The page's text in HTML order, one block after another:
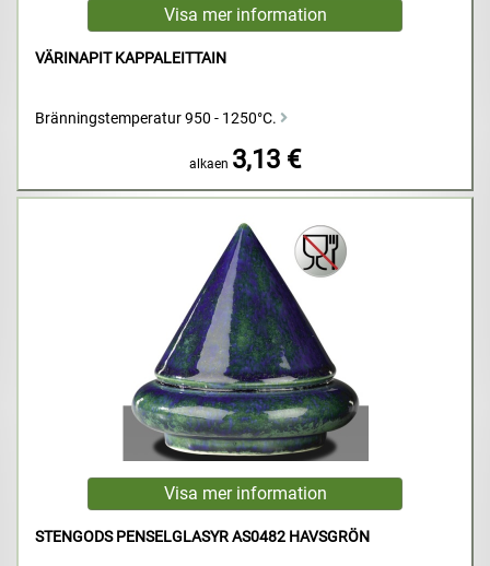
VÄRINAPIT KAPPALEITTAIN
Bränningstemperatur 950 - 1250°C.
alkaen 3,13 €
STENGODS PENSELGLASYR AS0482 HAVSGRÖN